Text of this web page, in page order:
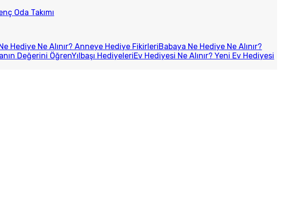
Oda Takımı
Hediye Ne Alınır? Anneye Hediye FikirleriBabaya Ne Hediye Ne Alınır?
Değerini ÖğrenYılbaşı HediyeleriEv Hediyesi Ne Alınır? Yeni Ev Hediyesi